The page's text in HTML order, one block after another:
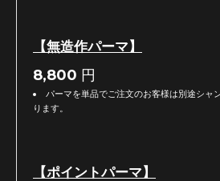
【無造作パーマ】
8,800 円
パーマを単品でご注文のお客様は別途シャ
ります。
【ポイントパーマ】